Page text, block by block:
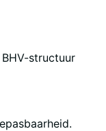
structuur